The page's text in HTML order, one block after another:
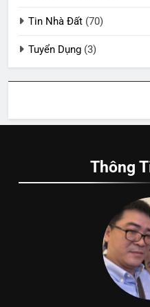
Tin Nhà Đất (70)
Tuyển Dụng (3)
Thông